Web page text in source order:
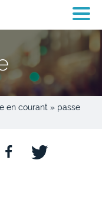
en courant » passe